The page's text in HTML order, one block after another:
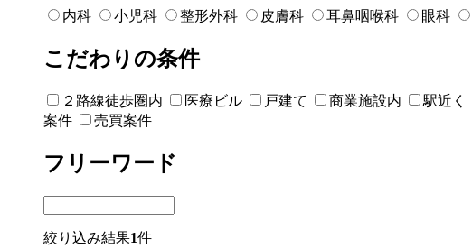
内科 小児科 整形外科 皮膚科 耳鼻咽喉科 眼科
こだわりの条件
２路線徒歩圏内 医療ビル 戸建て 商業施設内 駅近く
案件
売買案件
フリーワード
絞り込み結果1件